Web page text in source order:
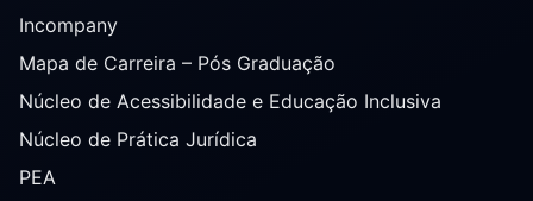
Incompany
Mapa de Carreira – Pós Graduação
Núcleo de Acessibilidade e Educação Inclusiva
Núcleo de Prática Jurídica
PEA